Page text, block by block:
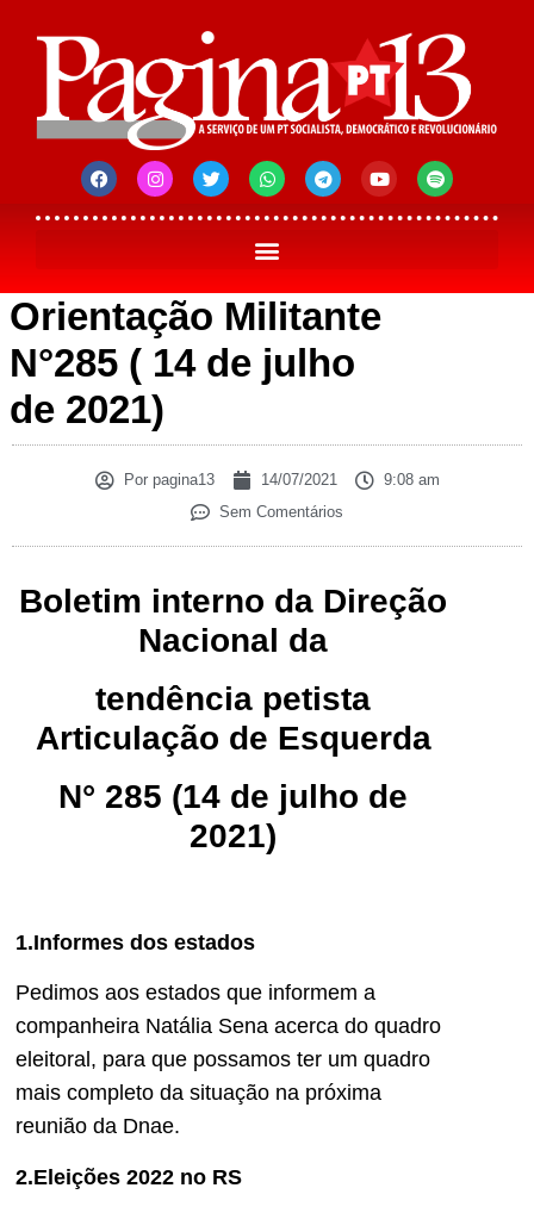
Orientação Militante
N°285 ( 14 de julho
de 2021)
Porpagina13 14/07/2021
9:08 am
Sem Comentários
Boletim interno da Direção
Nacional da
tendência petista
Articulação de Esquerda
N° 285 (14 de julho de
2021)
1.Informes dos estados
Pedimos aos estados que informem a
companheira Natália Sena acerca do quadro
eleitoral, para que possamos ter um quadro
mais completo da situação na próxima
reunião da Dnae.
2.Eleições 2022 no RS